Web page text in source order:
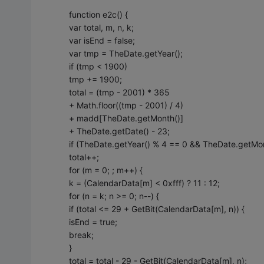
function e2c() {
var total, m, n, k;
var isEnd = false;
var tmp = TheDate.getYear();
if (tmp < 1900)
tmp += 1900;
total = (tmp - 2001) * 365
+ Math.floor((tmp - 2001) / 4)
+ madd[TheDate.getMonth()]
+ TheDate.getDate() - 23;
if (TheDate.getYear() % 4 == 0 &&
total++;
for (m = 0; ; m++) {
k = (CalendarData[m] < 0xfff) ? 11 : 12;
for (n = k; n >= 0; n--) {
if (total <= 29 + GetBit(CalendarData[m], n)) {
isEnd = true;
break;
}
total = total - 29 - GetBit(CalendarData[m], n);